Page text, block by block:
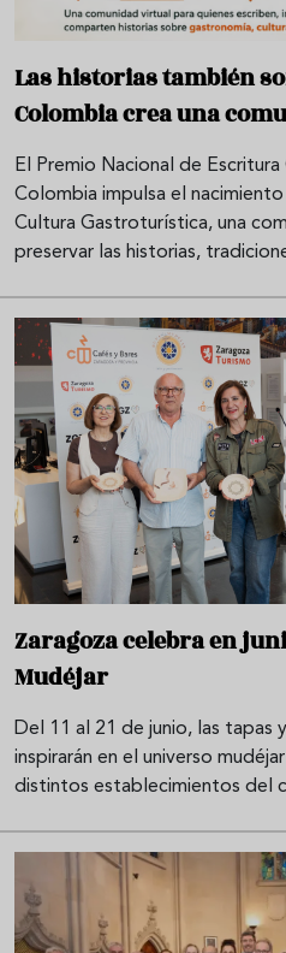
Las historias también
Colombia crea una
El Premio Nacional de
Colombia impulsa el
Cultura Gastroturística, una
preservar las historias,
Zaragoza celebra en
Mudéjar
Del 11 al 21 de junio, las tapas
inspirarán en el universo
distintos establecimientos del